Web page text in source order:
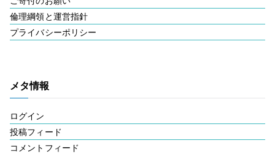
倫理綱領と運営指針
プライバシーポリシー
メタ情報
ログイン
投稿フィード
コメントフィード